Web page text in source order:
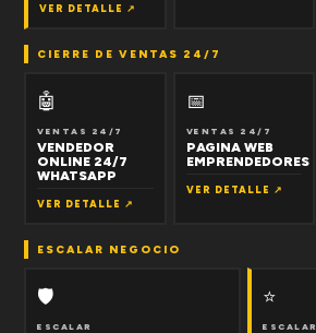
VER DETALLE ↗
CIERRE DE VENTAS 24/7
🤖
VENTAS 24/7
VENDEDOR
ONLINE 24/7
WHATSAPP
VER DETALLE ↗
📅
VENTAS 24/7
PAGINA WEB
EMPRENDEDORES
VER DETALLE ↗
ESCALAR NEGOCIO
🛡
ESCALAR
⭐
ESCALAR